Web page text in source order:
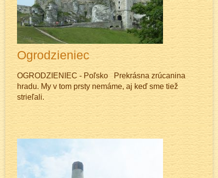
Ogrodzieniec
OGRODZIENIEC - Poľsko Prekrásna zrúcanina
hradu. My v tom prsty nemáme, aj keď sme tiež
strieľali.